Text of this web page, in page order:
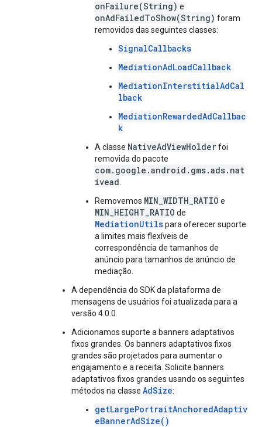
onFailure(String) e
onAdFailedToShow(String) foram
removidos das seguintes classes:
SignalCallbacks
MediationAdLoadCallback
MediationInterstitialAdCal
lback
MediationRewardedAdCallbac
k
A classe NativeAdViewHolderfoi
removida do pacote
com.google.android.gms.ads.nat
ivead
Removemos MIN_WIDTH_RATIO e
MIN_HEIGHT_RATIO de
MediationUtilspara oferecer suporte
a limites mais flexíveis de
correspondência de tamanhos de
anúncio para tamanhos de anúncio de
mediação.
A dependência do SDK da plataforma de
mensagens de usuários foi atualizada para a
versão 4.0.0.
Adicionamos suporte a banners adaptativos
fixos grandes. Os banners adaptativos fixos
grandes são projetados para aumentar o
engajamento e a receita. Solicite banners
adaptativos fixos grandes usando os seguintes
métodos na classe AdSize:
getLargePortraitAnchoredAdaptiv
eBannerAdSize()